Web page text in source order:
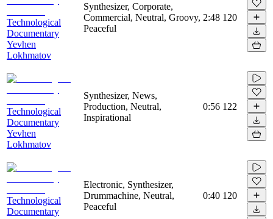
Technological
Documentary
Yevhen
Lokhmatov
Synthesizer, Corporate,
Commercial, Neutral, Groovy,
Peaceful
2:48 120
Technological
Documentary
Yevhen
Lokhmatov
Synthesizer, News,
Production, Neutral,
Inspirational
0:56 122
Technological
Documentary
Electronic, Synthesizer,
Drummachine, Neutral,
Peaceful
0:40 120